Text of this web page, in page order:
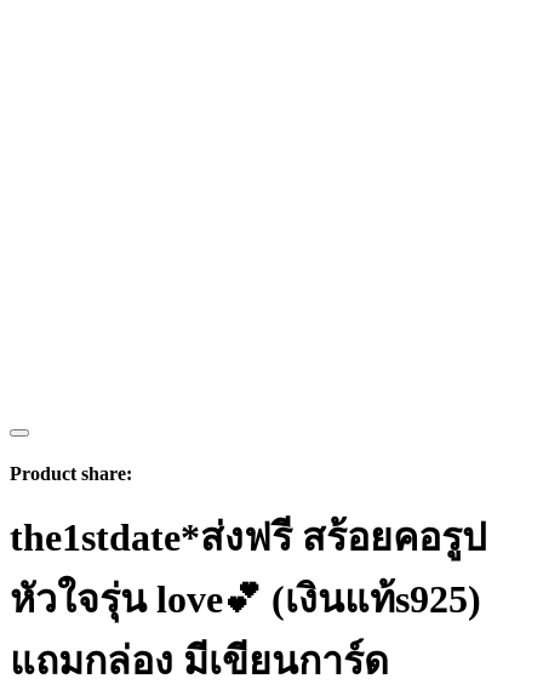
Product share:
the1stdate*ส่งฟรี สร้อยคอรูป
หัวใจรุ่น love💕 (เงินแท้s925)
แถมกล่อง มีเขียนการ์ด